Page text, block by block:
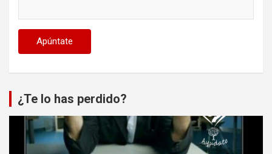
¿Te lo has perdido?